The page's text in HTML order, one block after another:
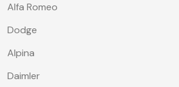
Alfa Romeo
Dodge
Alpina
Daimler